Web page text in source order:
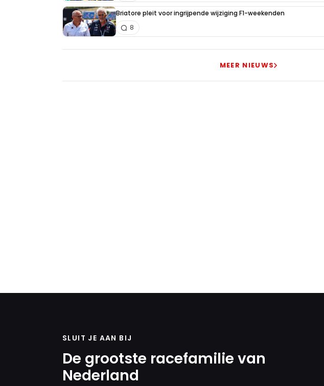
Briatore pleit voor ingrijpende wijziging F1-weekenden
8
MEER NIEUWS
SLUIT JE AAN BIJ
De grootste racefamilie van
Nederland